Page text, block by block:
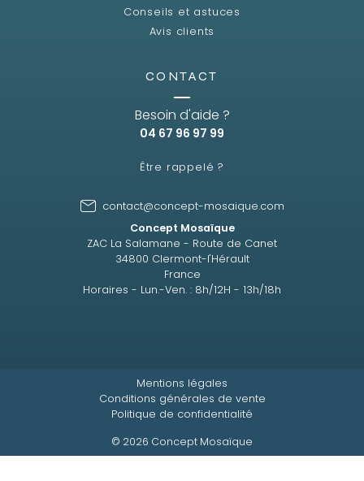
Conseils et astuces
Avis clients
CONTACT
Besoin d'aide ?
04 67 96 97 99
Être rappelé ?
contact@concept-mosaique.com
Concept Mosaïque
ZAC La Salamane - Route de Canet
34800 Clermont-l'Hérault
France
Horaires - Lun.-Ven. : 8h/12H - 13h/18h
© 2026 Concept Mosaïque
Mentions légales
Conditions générales de vente
Politique de confidentialité